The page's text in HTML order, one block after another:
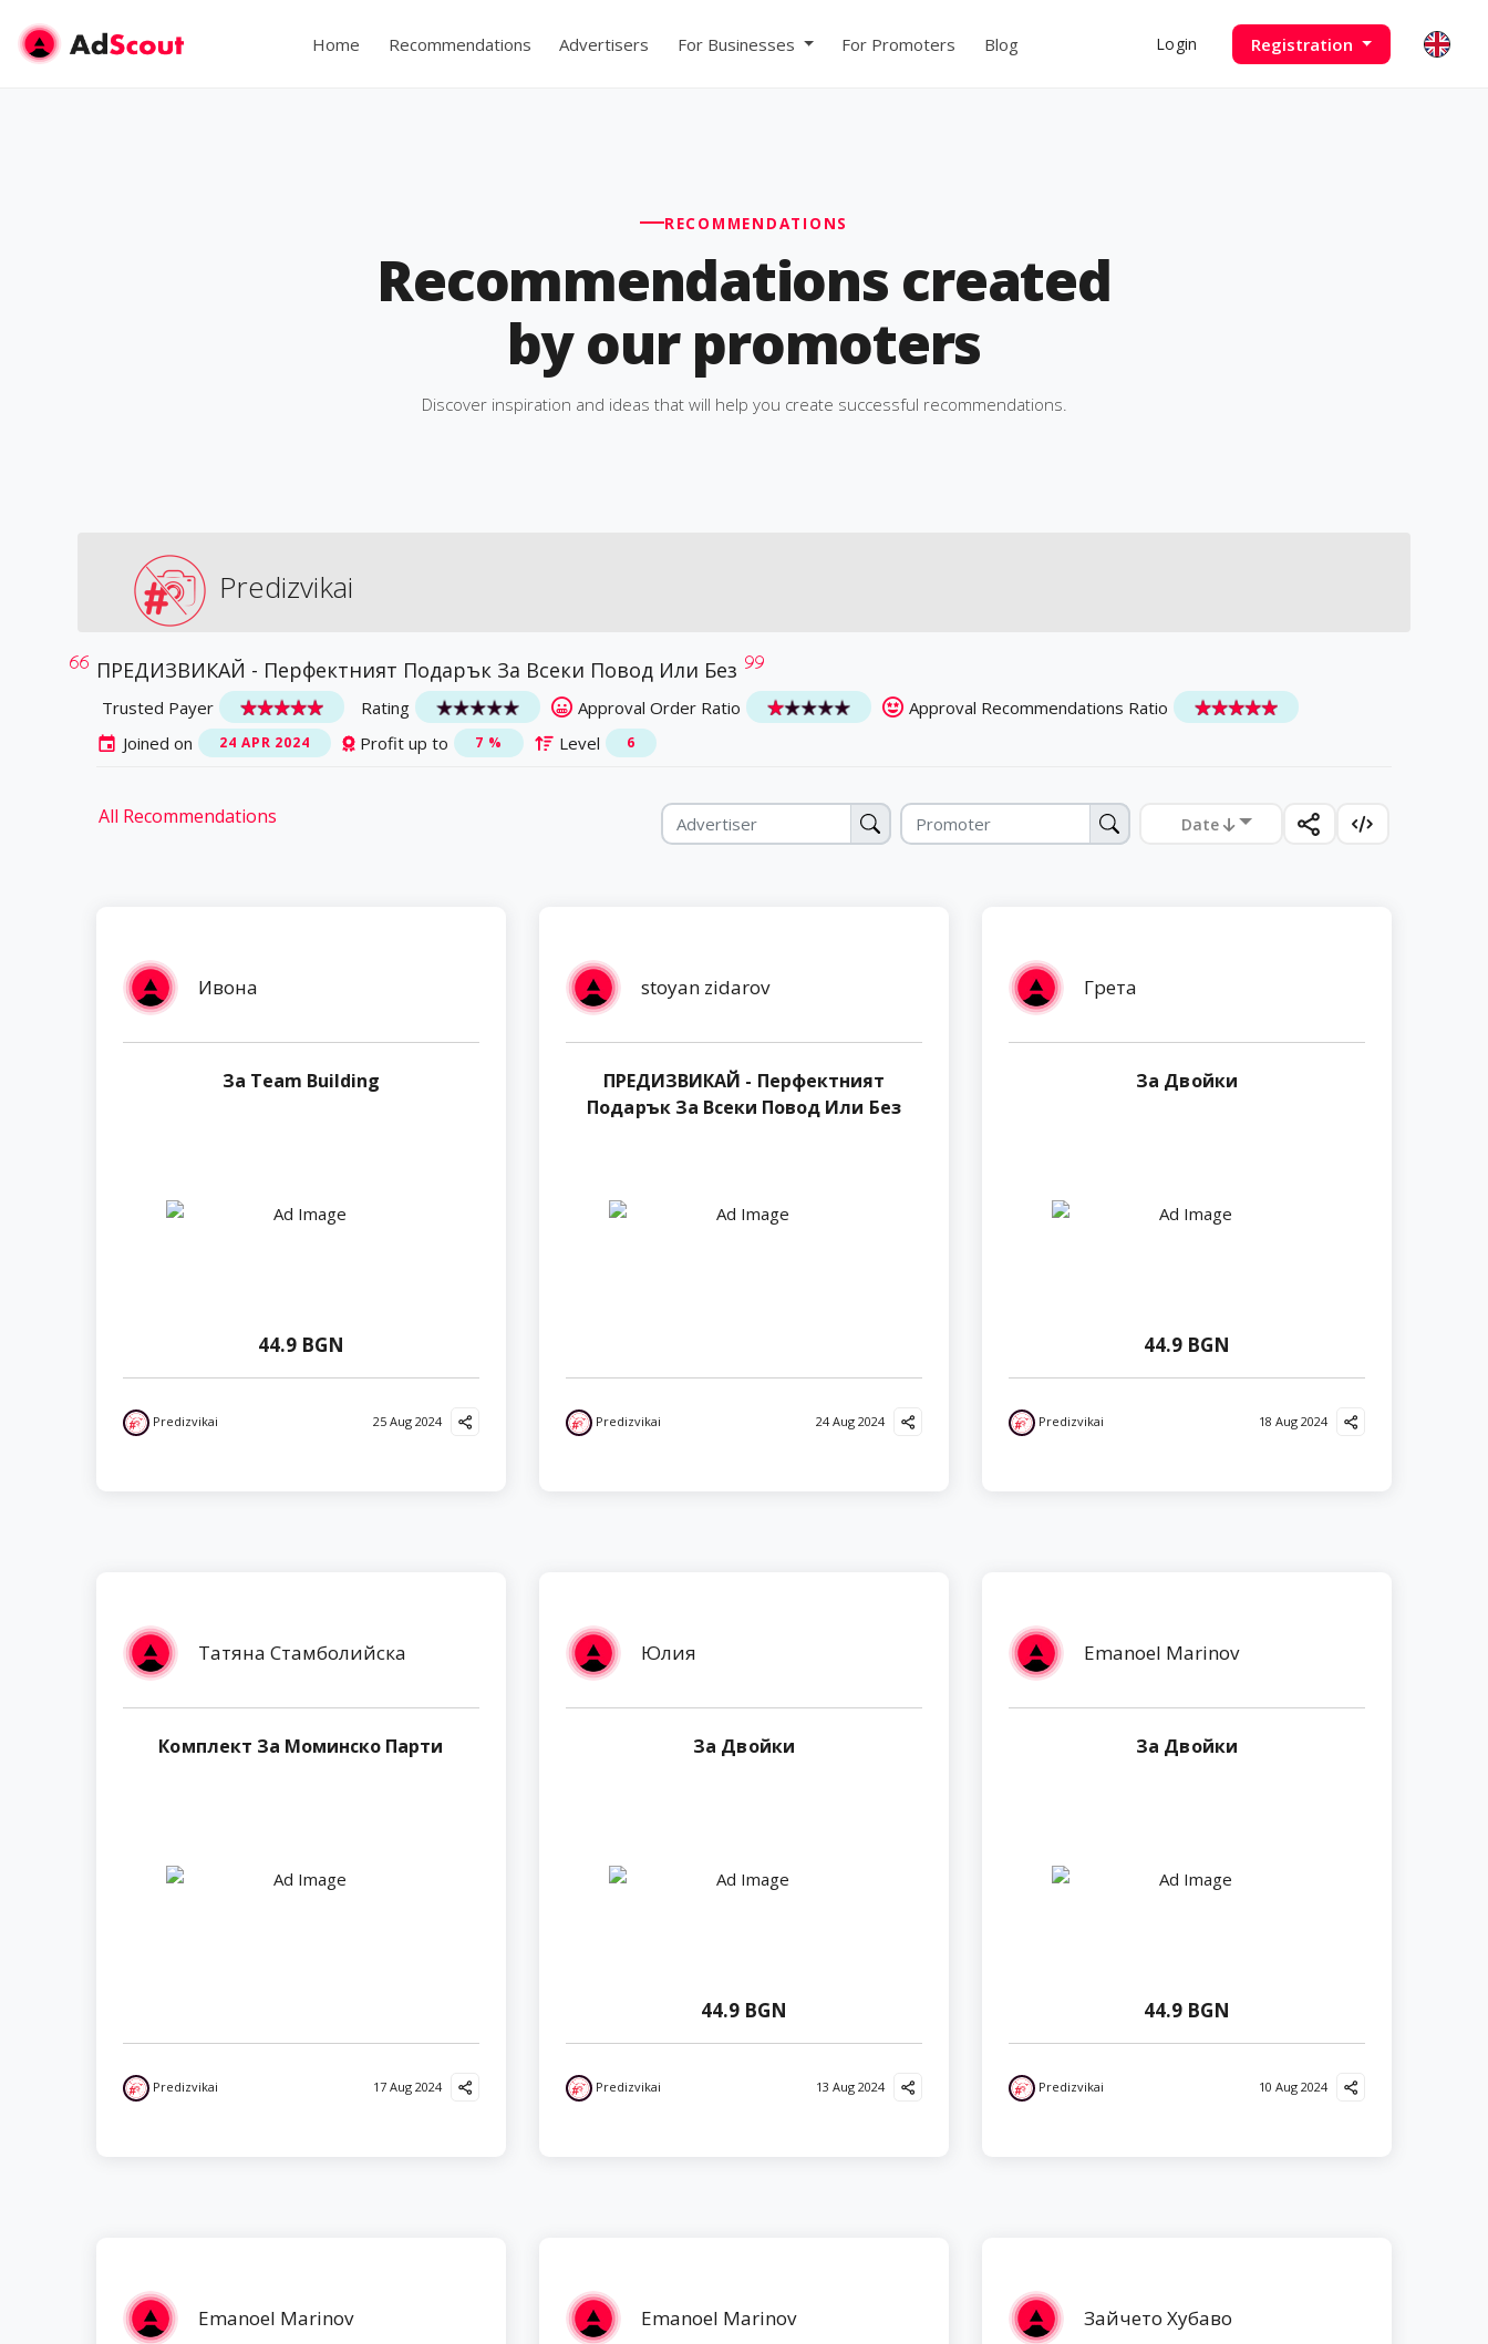
Home Recommendations Advertisers For Businesses For Promoters Blog Login Registration
RECOMMENDATIONS
Recommendations created
by our promoters
Discover inspiration and ideas that will help you create successful recommendations.
Predizvikai
ПРЕДИЗВИКАЙ - Перфектният Подарък За Всеки Повод Или Без
Trusted Payer Rating Approval Order Ratio
Approval Recommendations Ratio
Joined on
24 APR 2024 Profit up to 7 % Level 6
All Recommendations Date
Ивона
За Team Building
44.9 BGN
Predizvikai 25 Aug 2024
stoyan zidarov
ПРЕДИЗВИКАЙ - Перфектният
Подарък За Всеки Повод Или Без
Predizvikai 24 Aug 2024
Грета
За Двойки
44.9 BGN
Predizvikai 18 Aug 2024
Татяна Стамболийска
Комплект За Моминско Парти
Predizvikai 17 Aug 2024
Юлия
За Двойки
44.9 BGN
Predizvikai 13 Aug 2024
Emanoel Marinov
За Двойки
44.9 BGN
Predizvikai 10 Aug 2024
Emanoel Marinov Emanoel Marinov Зайчето Хубаво